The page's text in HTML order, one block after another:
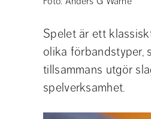
Spelet är ett
olika förbandstyper,
tillsammans utgör
spelverksamhet.